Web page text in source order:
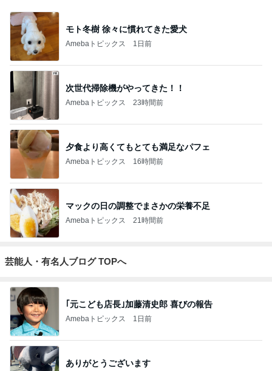
モト冬樹 徐々に慣れてきた愛犬
Amebaトピックス 1日前
次世代掃除機がやってきた！！
Amebaトピックス 23時間前
夕食より高くてもとても満足なパフェ
Amebaトピックス 16時間前
マックの日の調整でまさかの栄養不足
Amebaトピックス 21時間前
芸能人・有名人ブログ TOPへ
｢元こども店長｣加藤清史郎 喜びの報告
Amebaトピックス 1日前
ありがとうございます